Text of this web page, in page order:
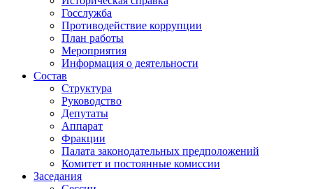
Госслужба
Противодействие коррупции
План работы
Мероприятия
Информация о деятельности
Состав
Структура
Руководство
Депутаты
Аппарат
Фракции
Палата законодательных предположений
Комитет и постоянные комиссии
Заседания